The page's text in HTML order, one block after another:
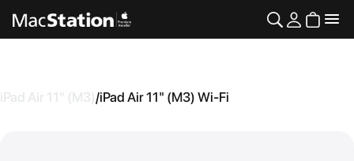
iPad Air 11" (M3)/iPad Air 11" (M3) Wi-Fi